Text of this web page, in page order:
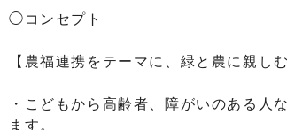
◯コンセプト
【農福連携をテーマに、緑と農に親し
・こどもから高齢者、障がいのある人
ます。